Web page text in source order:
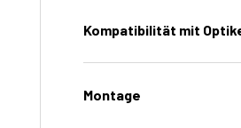
Kompatibilität mit
Montage